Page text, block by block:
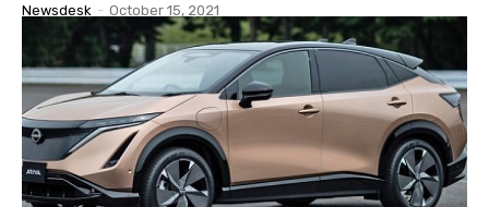
Newsdesk - October 15, 2021